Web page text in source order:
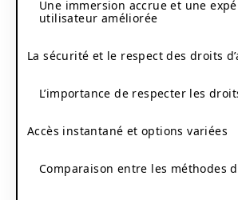
Une immersion accrue et une
utilisateur améliorée
La sécurité et le respect des droits
L’importance de respecter les
Accès instantané et options variées
Comparaison entre les méthodes